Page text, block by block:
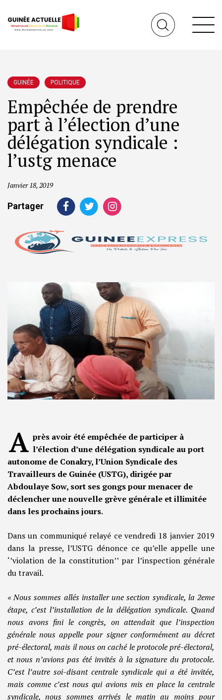
GUINÉE POLITIQUE
Empêchée de prendre
part à l’élection d’une
délégation syndicale :
l’ustg menace
Janvier 18, 2019
Partager
A près avoir été empêchée de participer à
l’élection d’une délégation syndicale au port
autonome de Conakry, l’Union Syndicale des
Travailleurs de Guinée (USTG), dirigée par
Abdoulaye Sow, sort ses gongs pour menacer de
déclencher une nouvelle grève générale et illimitée
dans les prochains jours.
Dans un communiqué relayé ce vendredi 18 janvier 2019
dans la presse, l’USTG dénonce ce qu’elle appelle une
‘’violation de la constitution’’ par l’inspection générale
du travail.
« Nous sommes allés installer une section syndicale, la 2eme
étape, c’est l’installation de la délégation syndicale. Quand
nous avons fini le congrès, on attendait que l’inspection
générale nous appelle pour signer conformément au décret
pré-électoral, mais il nous on caché le protocole pré-électoral,
et nous n’avions pas été invités à la signature du protocole.
C’est l’autre soi-disant centrale syndicale qui a été invitée,
mais comme c’est nous qui avions mis en place la centrale
syndicale, nous sommes arrivés le matin au moins pour